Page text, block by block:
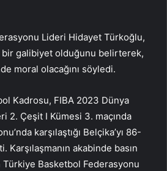
Lideri Hidayet Türkoğlu,
bir galibiyet olduğunu belirterek,
moral olacağını söyledi.
Kadrosu, FIBA 2023 Dünya
2. Çeşit I Kümesi 3. maçında
karşılaştığı Belçika’yı 86-
Karşılaşmanın akabinde basın
Türkiye Basketbol Federasyonu